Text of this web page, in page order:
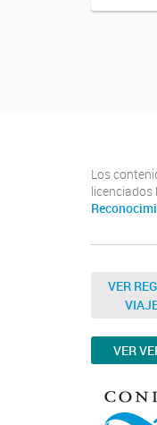
Los
licenciados
VER
VER